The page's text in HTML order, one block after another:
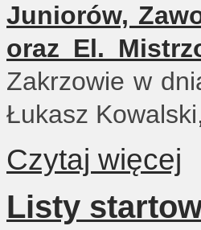
Juniorów,
oraz El.
Zakrzowie w
Łukasz
Czytaj więcej
Listy